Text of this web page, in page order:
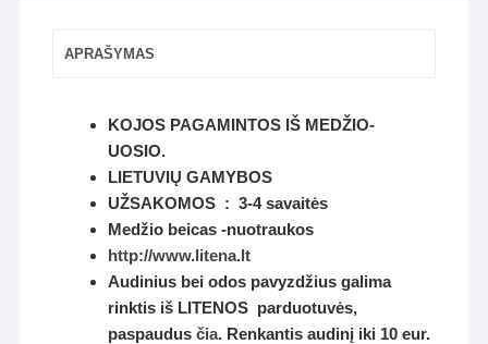
APRAŠYMAS
KOJOS PAGAMINTOS IŠ MEDŽIO-
UOSIO.
LIETUVIŲ GAMYBOS
UŽSAKOMOS : 3-4 savaitės
Medžio beicas -nuotraukos
http://www.litena.lt
Audinius bei odos pavyzdžius galima
rinktis iš LITENOS parduotuvės,
paspaudusčia. Renkantis audinį iki 10 eur.